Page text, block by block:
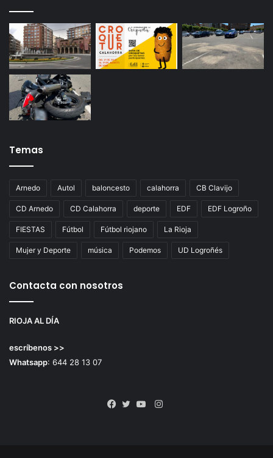
Temas
Arnedo Autol baloncesto calahorra CB Clavijo
CD Arnedo CD Calahorra deporte EDF EDF Logroño
FIESTAS Fútbol Fútbol riojano La Rioja
Mujer y Deporte música Podemos UD Logroñés
Contacta con nosotros
RIOJA AL DÍA
escríbenos >>
Whatsapp: 644 28 13 07
Instagram